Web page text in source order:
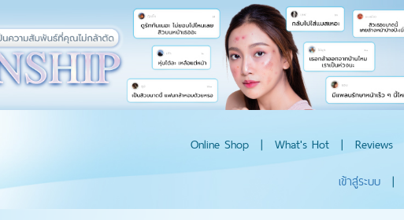
Online Shop | What's Hot | Reviews
เข้าสู่ระบบ |